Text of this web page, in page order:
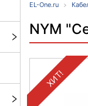
EL-One.ru
NYM
ХИТ!